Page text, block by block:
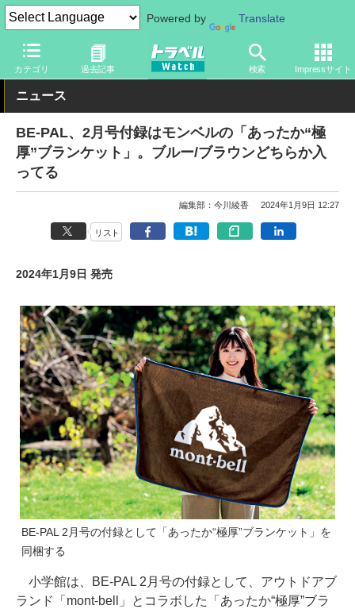
Powered by Translate
カテゴリ 過去記事 検索 Impressサイト
トラベル Watch 旅の情報 書籍・Web
ニュース
BE-PAL、2月号付録はモンベルの「あったか“極
厚”ブランケット」。ブルー/ブラウンどちらか入
ってる
編集部：今川綾香 2024年1月9日 12:27
リスト
2024年1月9日 発売
BE-PAL 2月号の付録として「あったか“極厚”ブランケット」を
同梱する
小学館は、BE-PAL 2月号の付録として、アウトドアブ
ランド「mont-bell」とコラボした「あったか“極厚”ブラ